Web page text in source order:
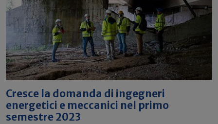
Cresce la domanda di ingegneri
energetici e meccanici nel primo
semestre 2023